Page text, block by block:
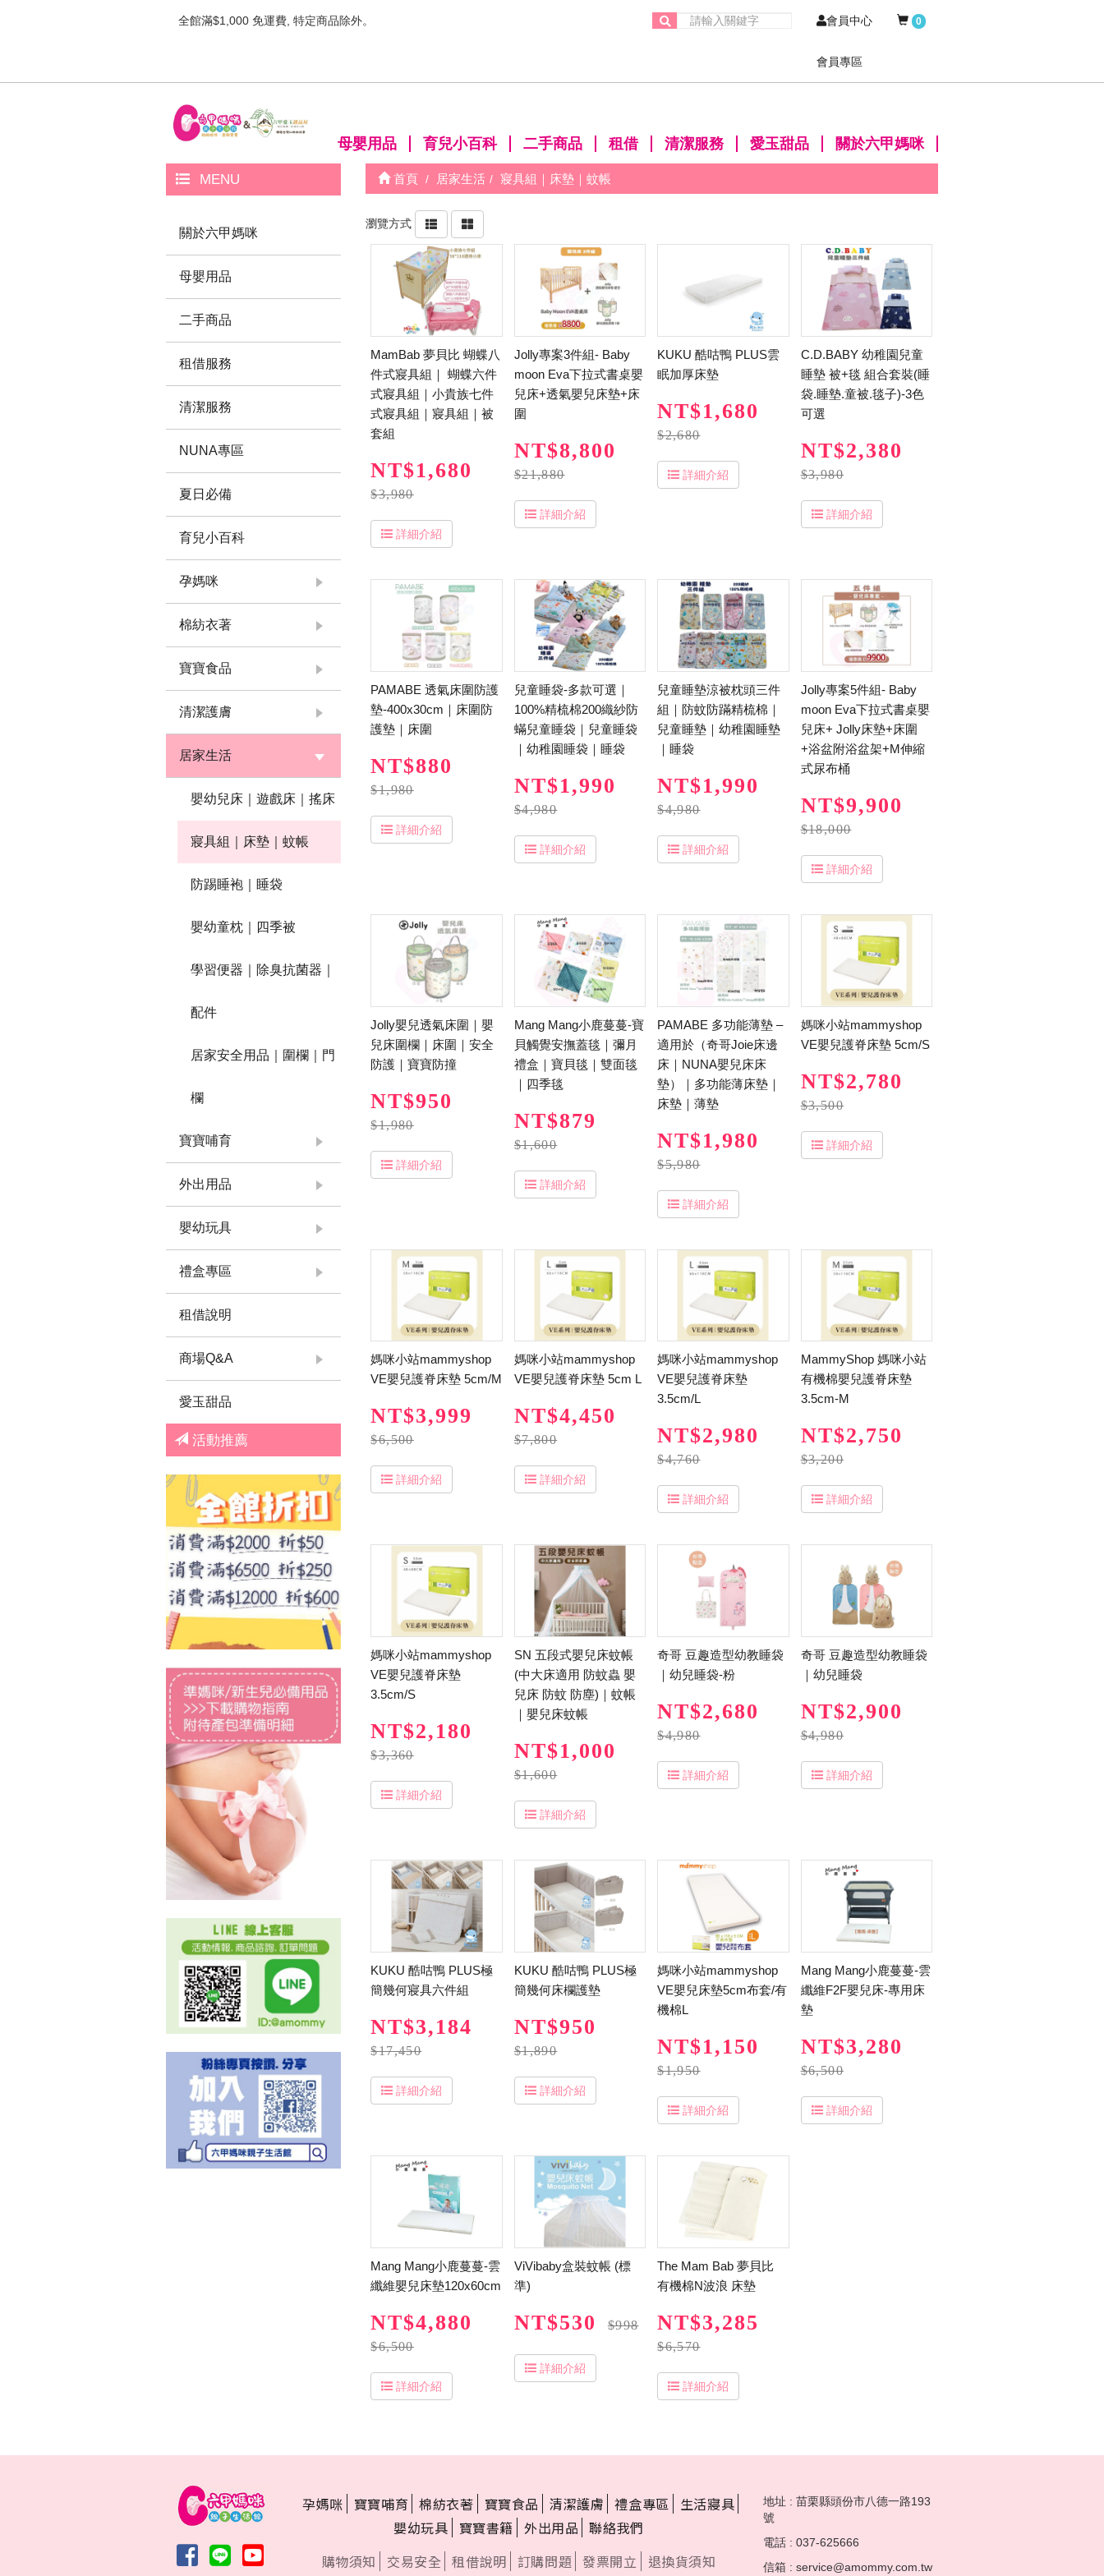
全館滿$1,000 免運費, 特定商品除外。 會員中心
會員專區
0
母嬰用品 育兒小百科 二手商品 租借 清潔服務 愛玉甜品 關於六甲媽咪
MENU
關於六甲媽咪
母嬰用品
二手商品
租借服務
清潔服務
NUNA專區
夏日必備
育兒小百科
孕媽咪
棉紡衣著
寶寶食品
清潔護膚
居家生活
嬰幼兒床｜遊戲床｜搖床
寢具組｜床墊｜蚊帳
防踢睡袍｜睡袋
嬰幼童枕｜四季被
學習便器｜除臭抗菌器｜
配件
居家安全用品｜圍欄｜門
欄
寶寶哺育
外出用品
嬰幼玩具
禮盒專區
租借說明
商場Q&A
愛玉甜品
活動推薦
首頁 居家生活 寢具組｜床墊｜蚊帳
瀏覽方式
MamBab 夢貝比 蝴蝶八
件式寢具組｜ 蝴蝶六件
式寢具組｜小貴族七件
式寢具組｜寢具組｜被
套組
NT$1,680
$3,980
詳細介紹
Jolly專案3件組- Baby
moon Eva下拉式書桌嬰
兒床+透氣嬰兒床墊+床
圍
NT$8,800
$21,880
詳細介紹
KUKU 酷咕鴨 PLUS雲
眠加厚床墊
NT$1,680
$2,680
詳細介紹
C.D.BABY 幼稚園兒童
睡墊 被+毯 組合套裝(睡
袋.睡墊.童被.毯子)-3色
可選
NT$2,380
$3,980
詳細介紹
PAMABE 透氣床圍防護
墊-400x30cm｜床圍防
護墊｜床圍
NT$880
$1,980
詳細介紹
兒童睡袋-多款可選｜
100%精梳棉200織紗防
蟎兒童睡袋｜兒童睡袋
｜幼稚園睡袋｜睡袋
NT$1,990
$4,980
詳細介紹
兒童睡墊涼被枕頭三件
組｜防蚊防蹣精梳棉｜
兒童睡墊｜幼稚園睡墊
｜睡袋
NT$1,990
$4,980
詳細介紹
Jolly專案5件組- Baby
moon Eva下拉式書桌嬰
兒床+ Jolly床墊+床圍
+浴盆附浴盆架+M伸縮
式尿布桶
NT$9,900
$18,000
詳細介紹
Jolly嬰兒透氣床圍｜嬰
兒床圍欄｜床圍｜安全
防護｜寶寶防撞
NT$950
$1,980
詳細介紹
Mang Mang小鹿蔓蔓-寶
貝觸覺安撫蓋毯｜彌月
禮盒｜寶貝毯｜雙面毯
｜四季毯
NT$879
$1,600
詳細介紹
PAMABE 多功能薄墊 –
適用於（奇哥Joie床邊
床｜NUNA嬰兒床床
墊）｜多功能薄床墊｜
床墊｜薄墊
NT$1,980
$5,980
詳細介紹
媽咪小站mammyshop
VE嬰兒護脊床墊 5cm/S
NT$2,780
$3,500
詳細介紹
媽咪小站mammyshop
VE嬰兒護脊床墊 5cm/M
NT$3,999
$6,500
詳細介紹
媽咪小站mammyshop
VE嬰兒護脊床墊 5cm L
NT$4,450
$7,800
詳細介紹
媽咪小站mammyshop
VE嬰兒護脊床墊
3.5cm/L
NT$2,980
$4,760
詳細介紹
MammyShop 媽咪小站
有機棉嬰兒護脊床墊
3.5cm-M
NT$2,750
$3,200
詳細介紹
媽咪小站mammyshop
VE嬰兒護脊床墊
3.5cm/S
NT$2,180
$3,360
詳細介紹
SN 五段式嬰兒床蚊帳
(中大床適用 防蚊蟲 嬰
兒床 防蚊 防塵)｜蚊帳
｜嬰兒床蚊帳
NT$1,000
$1,600
詳細介紹
奇哥 豆趣造型幼教睡袋
｜幼兒睡袋-粉
NT$2,680
$4,980
詳細介紹
奇哥 豆趣造型幼教睡袋
｜幼兒睡袋
NT$2,900
$4,980
詳細介紹
KUKU 酷咕鴨 PLUS極
簡幾何寢具六件組
NT$3,184
$17,450
詳細介紹
KUKU 酷咕鴨 PLUS極
簡幾何床欄護墊
NT$950
$1,890
詳細介紹
媽咪小站mammyshop
VE嬰兒床墊5cm布套/有
機棉L
NT$1,150
$1,950
詳細介紹
Mang Mang小鹿蔓蔓-雲
纖維F2F嬰兒床-專用床
墊
NT$3,280
$6,500
詳細介紹
Mang Mang小鹿蔓蔓-雲
纖維嬰兒床墊120x60cm
NT$4,880
$6,500
詳細介紹
ViVibaby盒裝蚊帳 (標
準)
NT$530 $998
詳細介紹
The Mam Bab 夢貝比
有機棉N波浪 床墊
NT$3,285
$6,570
詳細介紹
孕媽咪 寶寶哺育 棉紡衣著 寶寶食品 清潔護膚 禮盒專區
生活寢具
嬰幼玩具
寶寶書籍 外出用品
聯絡我們
購物須知
交易安全 租借說明 訂購問題 發票開立 退換貨須知
地址 : 苗栗縣頭份市八德一路193
號
電話 : 037-625666
信箱 : service@amommy.com.tw